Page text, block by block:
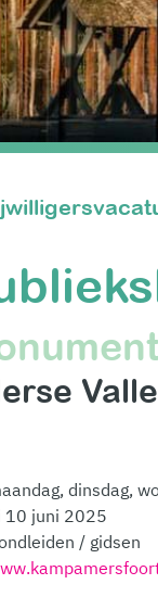
dinsdag,
10 juni 2025
/ gidsen